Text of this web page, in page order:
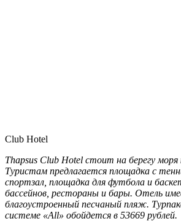
Club Hotel
Thapsus Club Hotel стоит на берегу
Туристам предлагается площадка с
спортзал, площадка для футбола и
бассейнов, рестораны и бары. Отель
благоустроенный песчаный пляж.
системе «All» обойдется в 53669 рублей.